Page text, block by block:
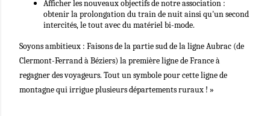
Afficher les nouveaux objectifs de notre association :
obtenir la prolongation du train de nuit ainsi qu'un second
intercités, le tout avec du matériel bi-mode.
Soyons ambitieux : Faisons de la partie sud de la ligne Aubrac (de
Clermont-Ferrand à Béziers) la première ligne de France à
regagner des voyageurs. Tout un symbole pour cette ligne de
montagne qui irrigue plusieurs départements ruraux ! »